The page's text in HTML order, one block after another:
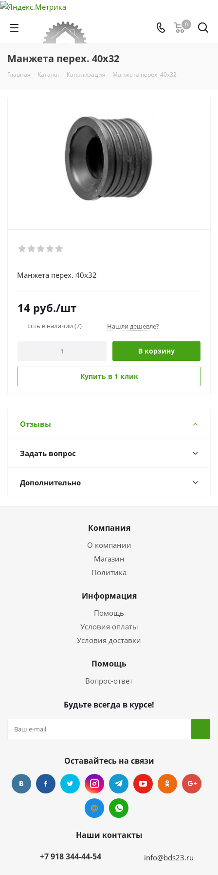
0
Манжета перех. 40х32
Главная - Каталог - Канализация - Манжета перех. 40х32
Манжета перех. 40х32
14 руб./шт
Есть в наличии (7) Нашли дешевле?
В корзину
Купить в 1 клик
Отзывы
Задать вопрос
Дополнительно
Компания
О компании
Магазин
Политика
Информация
Помощь
Условия оплаты
Условия доставки
Помощь
Вопрос-ответ
Будьте всегда в курсе!
Оставайтесь на связи
Наши контакты
+7 918 344-44-54
info@bds23.ru